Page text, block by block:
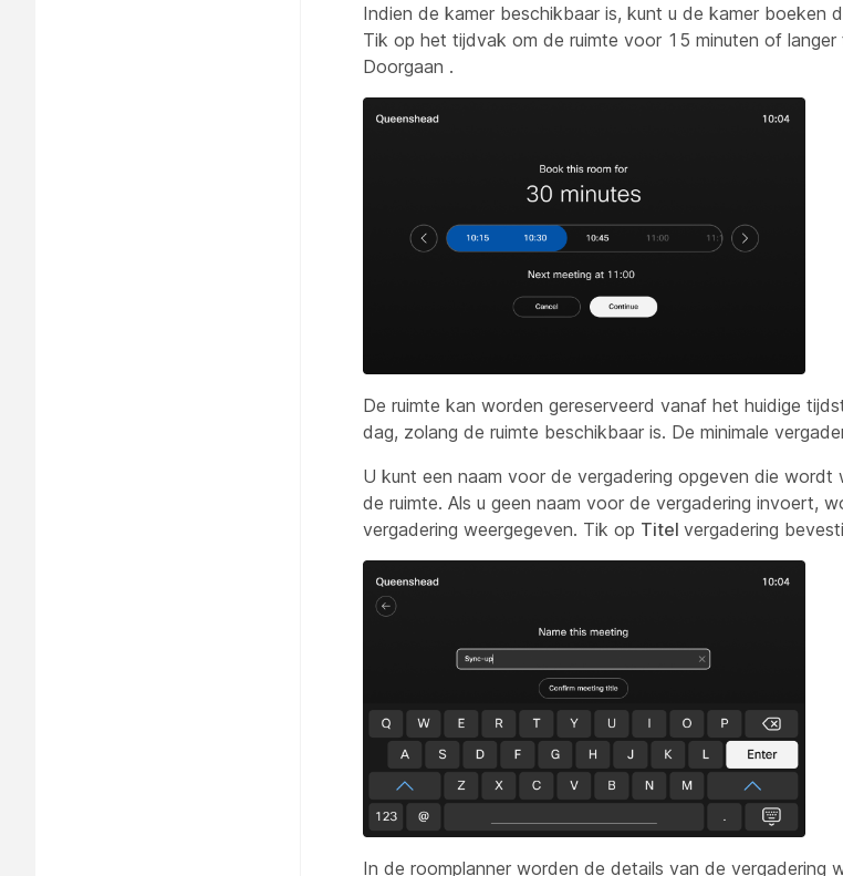
Indien de kamer beschikbaar is, kunt u de kamer boeken
Tik op het tijdvak om de ruimte voor 15 minuten of
Doorgaan .
De ruimte kan worden gereserveerd vanaf het huidige
dag, zolang de ruimte beschikbaar is. De minimale
U kunt een naam voor de vergadering opgeven die wordt
de ruimte. Als u geen naam voor de vergadering invoert,
vergadering weergegeven. Tik op Titel vergadering
In de roomplanner worden de details van de vergadering